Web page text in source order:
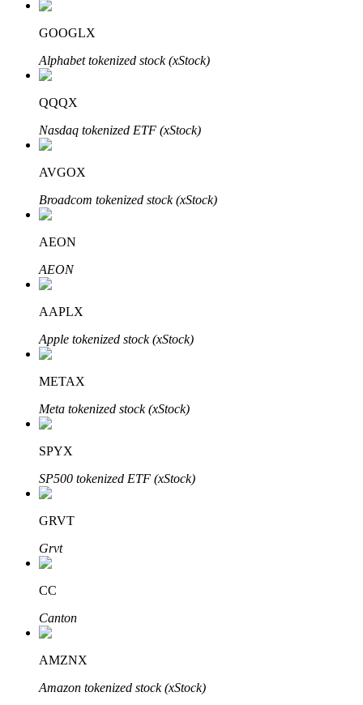
Zdobądź długoterminowy zysk i elastyczne zainteresowania
Naucz się stakingu
Dowiedz się, jak uzyskać dochód pasywny
Bitruści Partnerzy
Afiliaci Bitrue
Aż do 65% prowizji!
GOOGLX
Alphabet tokenized stock (xStock)
QQQX
Nasdaq tokenized ETF (xStock)
AVGOX
Broadcom tokenized stock (xStock)
AEON
AEON
AAPLX
Apple tokenized stock (xStock)
METAX
Meta tokenized stock (xStock)
SPYX
SP500 tokenized ETF (xStock)
GRVT
Grvt
CC
Canton
AMZNX
Amazon tokenized stock (xStock)